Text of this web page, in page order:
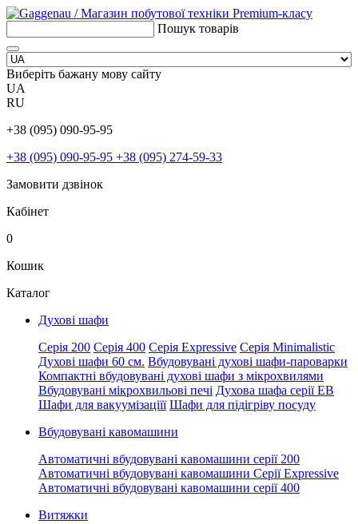
Пошук товарів
Виберіть бажану мову сайту
UA
RU
+38 (095) 090-95-95
+38 (095) 090-95-95 +38 (095) 274-59-33
Замовити дзвінок
Кабінет
0
Кошик
Каталог
Духові шафи
Серія 200 Серія 400 Серія Expressive Серія Minimalistic
Духові шафи 60 см. Вбудовувані духові шафи-пароварки
Компактні вбудовувані духові шафи з мікрохвилями
Вбудовувані мікрохвильові печі Духова шафа серії EB
Шафи для вакуумізаціїї Шафи для підігріву посуду
Вбудовувані кавомашини
Автоматичні вбудовувані кавомашини серії 200
Автоматичні вбудовувані кавомашини Серії Expressive
Автоматичні вбудовувані кавомашини серії 400
Витяжки